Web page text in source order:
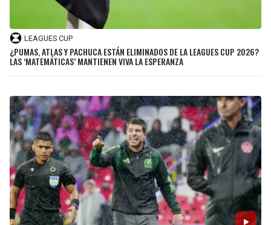
JAGUARS
TITANS
GIANTS
EAGLES
COMMANDERS
CARDINALS
WARRIORS
LAKERS
SUNS
KINGS
MAVERICKS
LEAGUES CUP
¿PUMAS, ATLAS Y PACHUCA ESTÁN ELIMINADOS DE LA LEAGUES CUP 2026?
LAS ‘MATEMÁTICAS’ MANTIENEN VIVA LA ESPERANZA